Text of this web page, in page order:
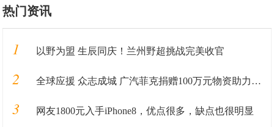
热门资讯
1 以野为盟 生辰同庆！兰州野超挑战完美收官
2 全球应援 众志成城 广汽菲克捐赠100万元物资助力抗“疫”
3 网友1800元入手iPhone8，优点很多，缺点也很明显